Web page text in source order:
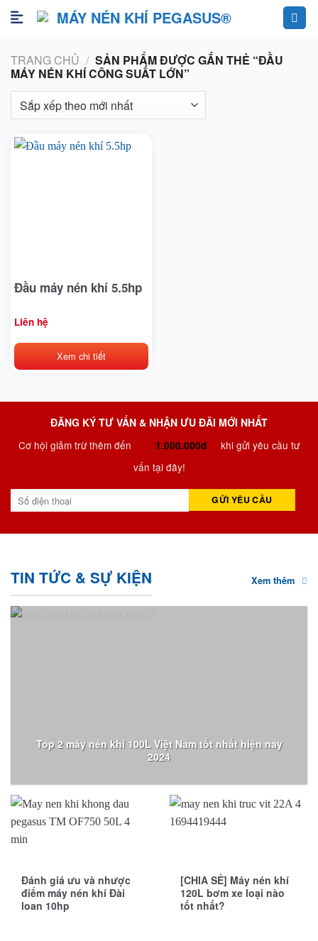
Skip
TRANG CHỦ / SẢN PHẨM ĐƯỢC GẮN THẺ “ĐẦU
MÁY NÉN KHÍ CÔNG SUẤT LỚN”
Đầu máy nén khí 5.5hp
Liên hệ
Xem chi tiết
ĐĂNG KÝ TƯ VẤN & NHẬN ƯU ĐÃI MỚI NHẤT
Cơ hội giảm trừ thêm đến
1.000.000đ
khi gửi yêu cầu tư
vấn tại đây!
TIN TỨC & SỰ KIỆN Xem thêm
Top 2 máy nén khí 100L Việt Nam tốt nhất hiện nay
2024
Đánh giá ưu và nhược
điểm máy nén khí Đài
loan 10hp
[CHIA SẺ] Máy nén khí
120L bơm xe loại nào
tốt nhất?